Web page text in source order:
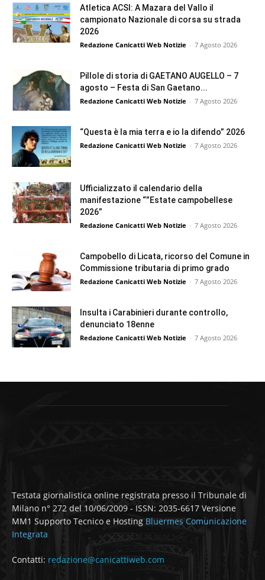
Atletica ACSI: A Mazara del Vallo il
campionato Nazionale di corsa su strada
2026
Redazione Canicatti Web Notizie - 7 Agosto 2026
Pillole di storia di GAETANO AUGELLO – 7
agosto – Festa di San Gaetano...
Redazione Canicatti Web Notizie - 7 Agosto 2026
“Questa è la mia terra e io la difendo” 2026
Redazione Canicatti Web Notizie - 7 Agosto 2026
Ufficializzato il calendario della
manifestazione “”Estate campobellese
2026”
Redazione Canicatti Web Notizie - 7 Agosto 2026
Campobello di Licata, ricorso del Comune in
Commissione tributaria di primo grado
Redazione Canicatti Web Notizie - 7 Agosto 2026
Insulta i Carabinieri durante controllo,
denunciato 18enne
Redazione Canicatti Web Notizie - 7 Agosto 2026
Testata giornalistica online registrata presso il Tribunale di
Milano n° 272 del 10/06/2009 - ISSN: 2035-6617 Versione
MM1 Supporto Tecnico e Hosting Bluermes Comunicazione
Integrata
Contatti: redazione@canicattiweb.com